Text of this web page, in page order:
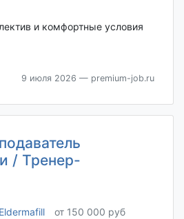
и комфортные условия
9 июля 2026 — premium-job.ru
/ Тренер-
Eldermafill от 150 000 руб